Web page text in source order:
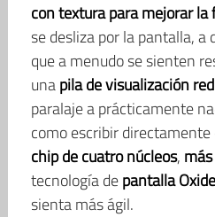
con textura para mejorar la
se desliza por la pantalla,
que a menudo se sienten
unapila de visualización
paralaje a prácticamente
como escribir directamente
chip de cuatro núcleos,
tecnología depantalla Oxide
sienta más ágil.